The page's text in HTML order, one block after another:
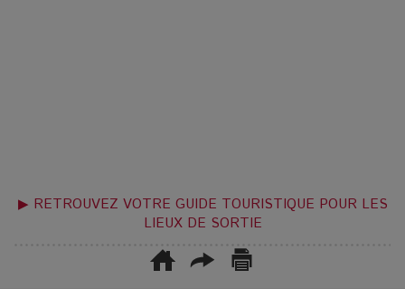
▶ RETROUVEZ VOTRE GUIDE TOURISTIQUE POUR LES
LIEUX DE SORTIE